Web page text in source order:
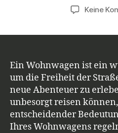
Keine
Ein Wohnwagen ist ein
um die Freiheit der
neue Abenteuer zu
unbesorgt reisen
entscheidender
Ihres Wohnwagens